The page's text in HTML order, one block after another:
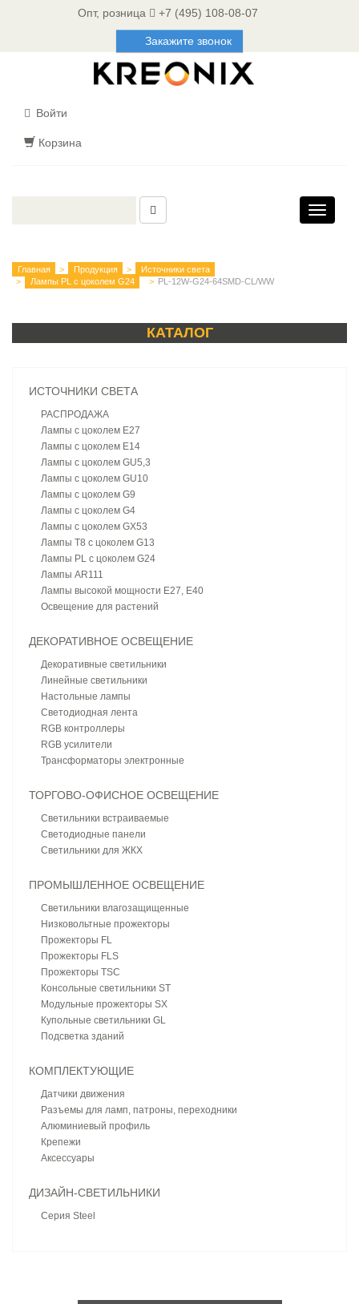
Опт, розница +7 (495) 108-08-07
Закажите звонок
Войти
Корзина
Toggle
Главная Продукция
Источники света
Лампы PL с цоколем G24
PL-12W-G24-64SMD-CL/WW
КАТАЛОГ
ИСТОЧНИКИ СВЕТА
РАСПРОДАЖА
Лампы с цоколем E27
Лампы с цоколем E14
Лампы с цоколем GU5,3
Лампы с цоколем GU10
Лампы с цоколем G9
Лампы с цоколем G4
Лампы с цоколем GX53
Лампы T8 с цоколем G13
Лампы PL с цоколем G24
Лампы AR111
Лампы высокой мощности E27, E40
Освещение для растений
ДЕКОРАТИВНОЕ ОСВЕЩЕНИЕ
Декоративные светильники
Линейные светильники
Настольные лампы
Светодиодная лента
RGB контроллеры
RGB усилители
Трансформаторы электронные
ТОРГОВО-ОФИСНОЕ ОСВЕЩЕНИЕ
Светильники встраиваемые
Светодиодные панели
Светильники для ЖКХ
ПРОМЫШЛЕННОЕ ОСВЕЩЕНИЕ
Светильники влагозащищенные
Низковольтные прожекторы
Прожекторы FL
Прожекторы FLS
Прожекторы TSC
Консольные светильники ST
Модульные прожекторы SX
Купольные светильники GL
Подсветка зданий
КОМПЛЕКТУЮЩИЕ
Датчики движения
Разъемы для ламп, патроны, переходники
Алюминиевый профиль
Крепежи
Аксессуары
ДИЗАЙН-СВЕТИЛЬНИКИ
Серия Steel